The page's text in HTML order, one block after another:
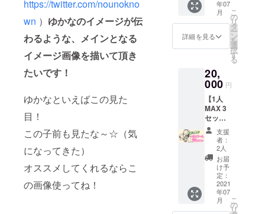
https://twitter.com/nounokno
wn ） ゆかなのイメージが伝
わるような、メインとなる
イメージ画像を描いて頂き
たいです！
ゆかなといえばこの見た
目！
この子前も見たな～☆（気
になってきた）
オススメしてくれるならこ
の画像使ってね！
顔選択
可能で
す。指
定なけ
送りま
す。
礼ムー
ビー ポ
スト
カード
AB（JP
G画像）
に希望
のお名
前をご
記入く
ださ
い。 ※
個人
ムー
ビーと
支援者
一覧の
お名前
が別で
も大丈
夫で
ご希望
のボイ
ス
（MP3
） ※ボ
イス5
ト、1
セット
20文字
のセリ
フま
で。 ※1
セット
減らし
て40文
字まで
にする
等も可
能で
す。
チェキ3
年07
月
詳細を見る
こ
の
リ
タ
ー
ン
を
選
択
す
る
20,
000 円
【1人
MAX 3
セット
45分ま
で】 ゆ
かなと
ゲーム
を一緒
にプレ
イ15分
（いつ
もプレ
支援
者：
2人
お届
け予
定：
2021
年07
月
こ
の
リ